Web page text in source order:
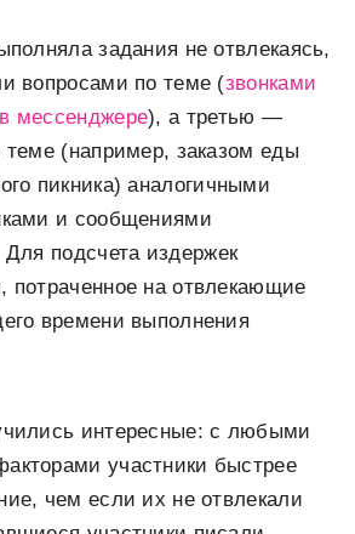
задания не отвлекаясь,
вопросами по теме (звонками
мессенджере), а третью —
теме (например, заказом еды
пикника) аналогичными
и сообщениями
подсчета издержек
на отвлекающие
времени выполнения
интересные: с любыми
участники быстрее
чем если их не отвлекали